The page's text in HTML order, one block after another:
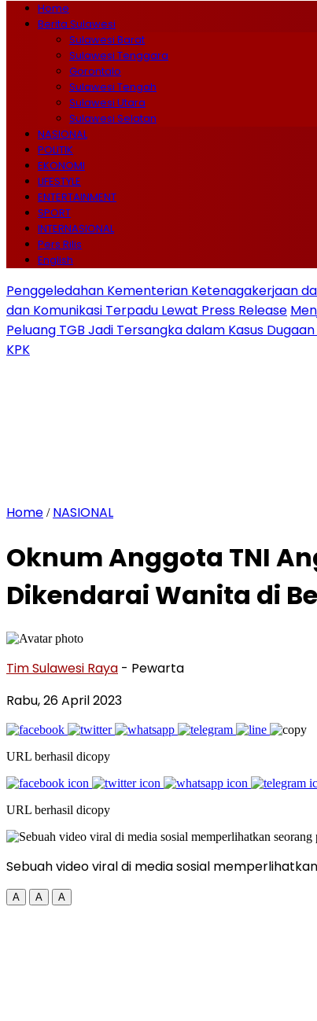
Home
Berita Sulawesi
Sulawesi Barat
Sulawesi Tenggara
Gorontalo
Sulawesi Tengah
Sulawesi Utara
Sulawesi Selatan
NASIONAL
POLITIK
EKONOMI
LIFESTYLE
ENTERTAINMENT
SPORT
INTERNASIONAL
Pers Rilis
English
Penggeledahan Kementerian Ketenagakerjaan
dan Komunikasi Terpadu Lewat Press Release
Peluang TGB Jadi Tersangka dalam Kasus
KPK
Home / NASIONAL
Oknum Anggota TNI
Dikendarai Wanita di
Tim Sulawesi Raya - Pewarta
Rabu, 26 April 2023
URL berhasil dicopy
URL berhasil dicopy
Sebuah video viral di media sosial
A A A